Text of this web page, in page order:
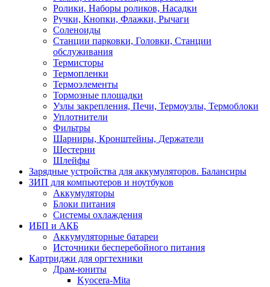
Ролики, Наборы роликов, Насадки
Ручки, Кнопки, Флажки, Рычаги
Соленоиды
Станции парковки, Головки, Станции
обслуживания
Термисторы
Термопленки
Термоэлементы
Тормозные площадки
Узлы закрепления, Печи, Термоузлы, Термоблоки
Уплотнители
Фильтры
Шарниры, Кронштейны, Держатели
Шестерни
Шлейфы
Зарядные устройства для аккумуляторов. Балансиры
ЗИП для компьютеров и ноутбуков
Аккумуляторы
Блоки питания
Системы охлаждения
ИБП и АКБ
Аккумуляторные батареи
Источники бесперебойного питания
Картриджи для оргтехники
Драм-юниты
Kyocera-Mita